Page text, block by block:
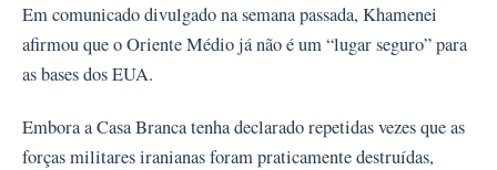
Em comunicado divulgado na semana passada, Khamenei
afirmou que o Oriente Médio já não é um “lugar seguro” para
as bases dos EUA.
Embora a Casa Branca tenha declarado repetidas vezes que as
forças militares iranianas foram praticamente destruídas,